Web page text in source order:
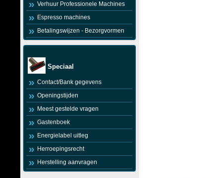
Verhuur Professionele Machines
Espresso machines
Betalingswijzen - Bezorgvormen
Speciaal
Contact/Bank gegevens
Openingstijden
Meest gestelde vragen
Gastenboek
Energielabel uitleg
Herroepingsrecht
Herstelling aanvragen